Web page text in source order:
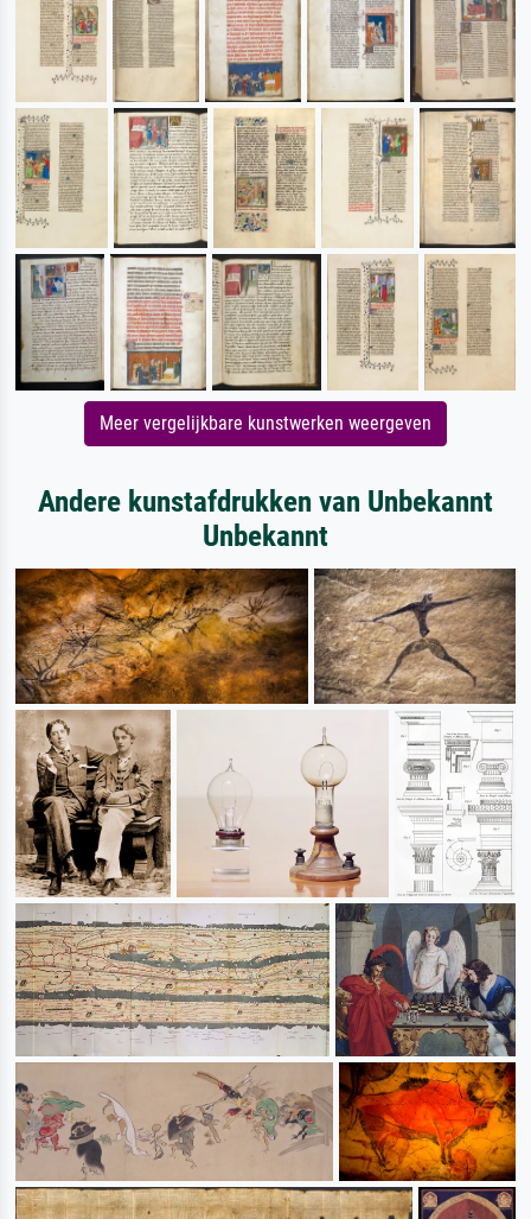
Meer vergelijkbare kunstwerken weergeven
Andere kunstafdrukken van Unbekannt
Unbekannt